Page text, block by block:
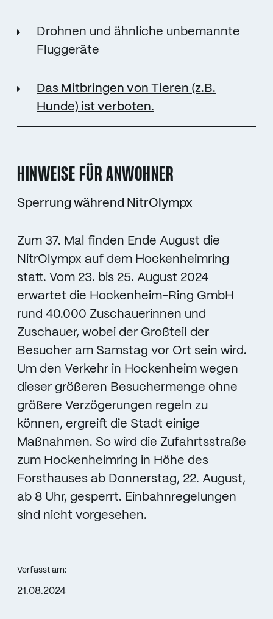
Drohnen und ähnliche unbemannte
Fluggeräte
Das Mitbringen von Tieren (z.B.
Hunde) ist verboten.
HINWEISE FÜR ANWOHNER
Sperrung während NitrOlympx
Zum 37. Mal finden Ende August die
NitrOlympx auf dem Hockenheimring
statt. Vom 23. bis 25. August 2024
erwartet die Hockenheim-Ring GmbH
rund 40.000 Zuschauerinnen und
Zuschauer, wobei der Großteil der
Besucher am Samstag vor Ort sein wird.
Um den Verkehr in Hockenheim wegen
dieser größeren Besuchermenge ohne
größere Verzögerungen regeln zu
können, ergreift die Stadt einige
Maßnahmen. So wird die Zufahrtsstraße
zum Hockenheimring in Höhe des
Forsthauses ab Donnerstag, 22. August,
ab 8 Uhr, gesperrt. Einbahnregelungen
sind nicht vorgesehen.
Verfasst am:
21.08.2024